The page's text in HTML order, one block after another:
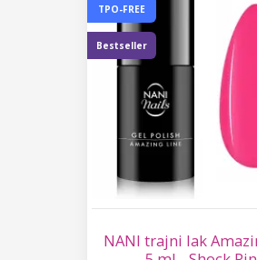
NANI trajni lak
TPO-FREE
Bestseller